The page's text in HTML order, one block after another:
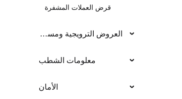
قرض العملات المشفرة
العروض الترويجية ومسابقات التداول
معلومات الشطب
الأمان